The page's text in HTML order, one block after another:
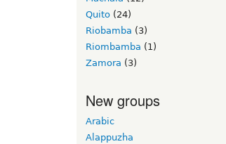
Quito (24)
Riobamba (3)
Riombamba (1)
Zamora (3)
New groups
Arabic
Alappuzha